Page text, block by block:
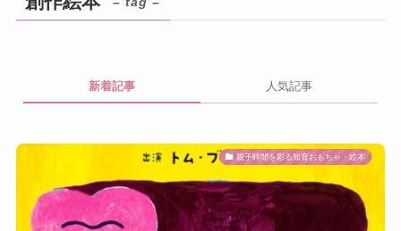
新着記事 人気記事
親子時間を彩る知育おもちゃ・絵本